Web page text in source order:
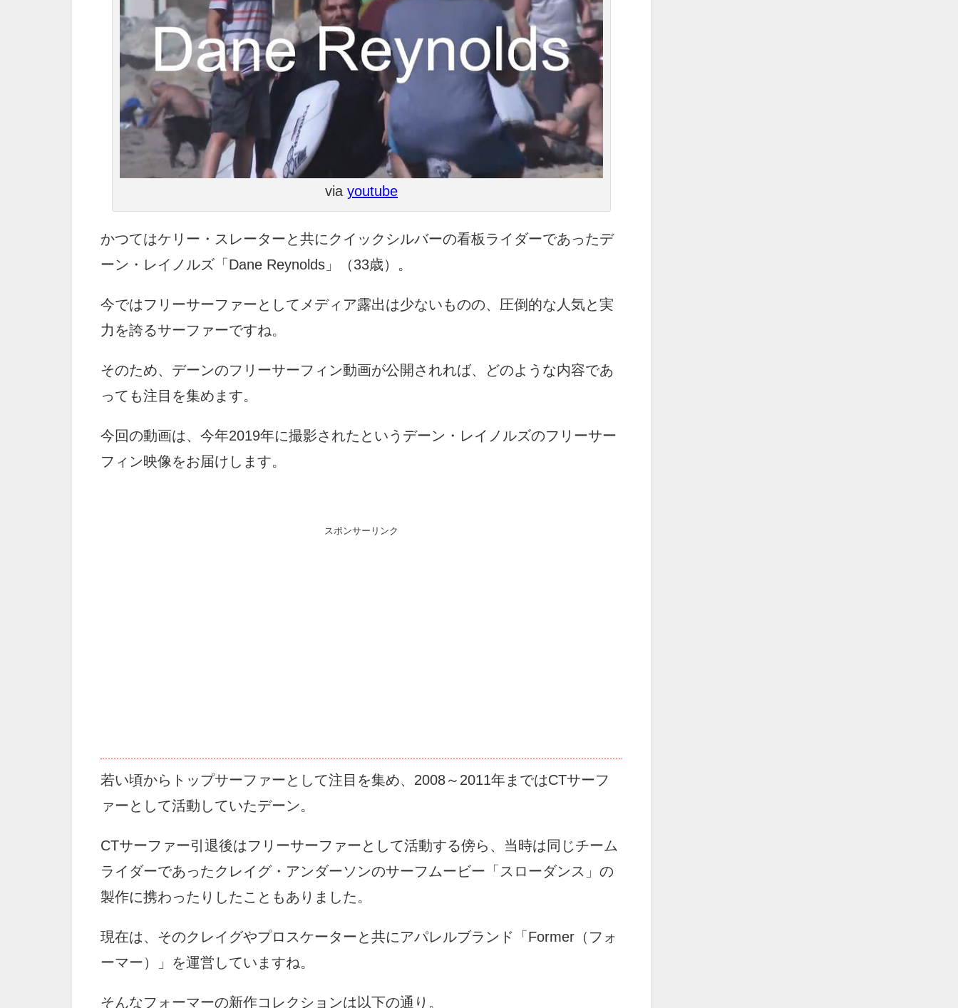
via youtube
かつてはケリー・スレーターと共にクイックシルバーの看板ライダーであったデ
ーン・レイノルズ「Dane Reynolds」（33歳）。
今ではフリーサーファーとしてメディア露出は少ないものの、圧倒的な人気と実
力を誇るサーファーですね。
そのため、デーンのフリーサーフィン動画が公開されれば、どのような内容であ
っても注目を集めます。
今回の動画は、今年2019年に撮影されたというデーン・レイノルズのフリーサー
フィン映像をお届けします。
スポンサーリンク
若い頃からトップサーファーとして注目を集め、2008～2011年まではCTサーフ
ァーとして活動していたデーン。
CTサーファー引退後はフリーサーファーとして活動する傍ら、当時は同じチーム
ライダーであったクレイグ・アンダーソンのサーフムービー「スローダンス」の
製作に携わったりしたこともありました。
現在は、そのクレイグやプロスケーターと共にアパレルブランド「Former（フォ
ーマー）」を運営していますね。
そんなフォーマーの新作コレクションは以下の通り。